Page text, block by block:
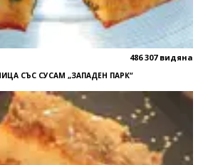
486 307 видяна
СЪС СУСАМ „ЗАПАДЕН ПАРК“